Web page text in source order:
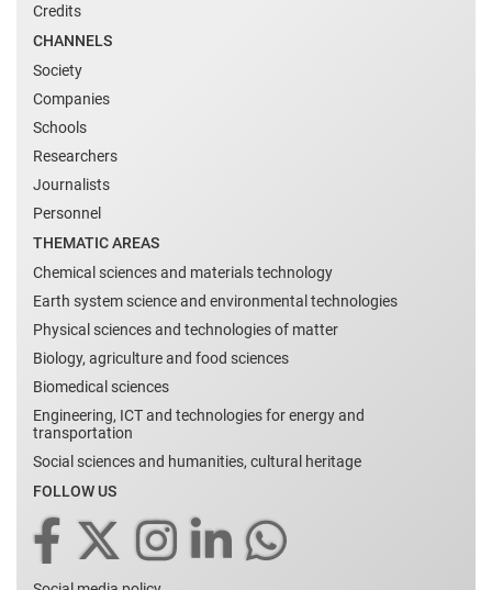
Credits
CHANNELS
Society
Companies
Schools
Researchers
Journalists
Personnel
THEMATIC AREAS
Chemical sciences and materials technology
Earth system science and environmental technologies
Physical sciences and technologies of matter
Biology, agriculture and food sciences
Biomedical sciences
Engineering, ICT and technologies for energy and
transportation
Social sciences and humanities, cultural heritage
FOLLOW US